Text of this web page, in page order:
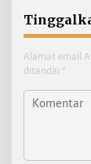
Alamat email
ditandai *